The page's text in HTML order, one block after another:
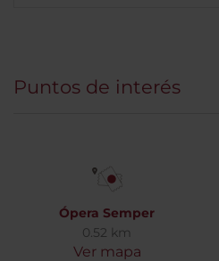
Puntos de interés
Ópera Semper
0.52 km
Ver mapa